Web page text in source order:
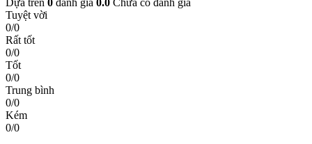
Tuyệt vời
0/0
Rất tốt
0/0
Tốt
0/0
Trung bình
0/0
Kém
0/0